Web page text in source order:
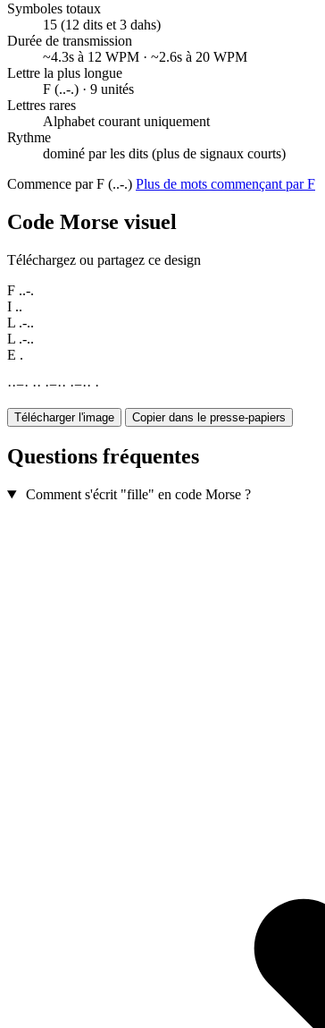
Symboles totaux
15 (12 dits et 3 dahs)
Durée de transmission
~4.3s à 12 WPM · ~2.6s à 20 WPM
Lettre la plus longue
F (..-.) · 9 unités
Lettres rares
Alphabet courant uniquement
Rythme
dominé par les dits (plus de signaux courts)
Commence par F (..-.) Plus de mots commençant par F
Code Morse visuel
Téléchargez ou partagez ce design
F ..-.
I ..
L .-..
L .-..
E .
··−· ·· ·−·· ·−·· ·
Télécharger l'image Copier dans le presse-papiers
Questions fréquentes
Comment s'écrit "fille" en code Morse ?